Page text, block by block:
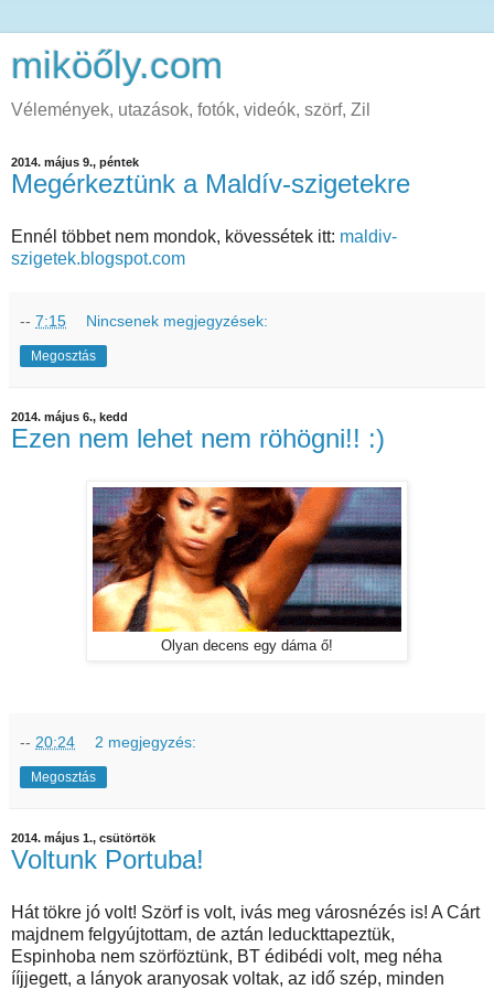
miköőly.com
Vélemények, utazások, fotók, videók, szörf, Zil
2014. május 9., péntek
Megérkeztünk a Maldív-szigetekre
Ennél többet nem mondok, kövessétek itt: maldiv-
szigetek.blogspot.com
-- 7:15 Nincsenek megjegyzések:
Megosztás
2014. május 6., kedd
Ezen nem lehet nem röhögni!! :)
Olyan decens egy dáma ő!
-- 20:24 2 megjegyzés:
Megosztás
2014. május 1., csütörtök
Voltunk Portuba!
Hát tökre jó volt! Szörf is volt, ivás meg városnézés is! A Cárt
majdnem felgyújtottam, de aztán leduckttapeztük,
Espinhoba nem szörföztünk, BT édibédi volt, meg néha
ííjjegett, a lányok aranyosak voltak, az idő szép, minden